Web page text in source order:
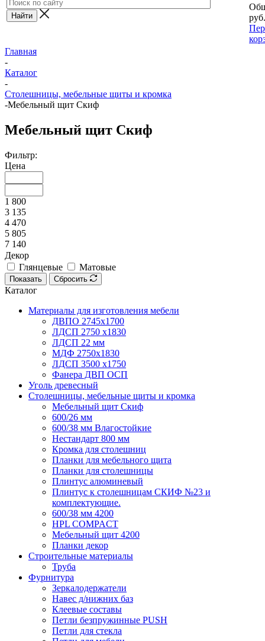
руб.
Главная
-
Каталог
-
Столешницы, мебельные щиты и кромка
-Мебельный щит Скиф
Мебельный щит Скиф
Фильтр:
Цена
1 800
3 135
4 470
5 805
7 140
Декор
Глянцевые
Матовые
Показать Сбросить
Каталог
Материалы для изготовления мебели
ДВПО 2745х1700
ЛДСП 2750 х1830
ЛДСП 22 мм
МДФ 2750х1830
ЛДСП 3500 х1750
Фанера ДВП ОСП
Уголь древесный
Столешницы, мебельные щиты и кромка
Мебельный щит Скиф
600/26 мм
600/38 мм Влагостойкие
Нестандарт 800 мм
Кромка для столешниц
Планки для мебельного щита
Планки для столешницы
Плинтус алюминевый
Плинтус к столешницам СКИФ №23 и
комплектующие.
600/38 мм 4200
HPL COMPACT
Мебельный щит 4200
Планки декор
Строительные материалы
Труба
Фурнитура
Зеркалодержатели
Навес д/нижних баз
Клеевые составы
Петли безпружинные PUSH
Петли для стекла